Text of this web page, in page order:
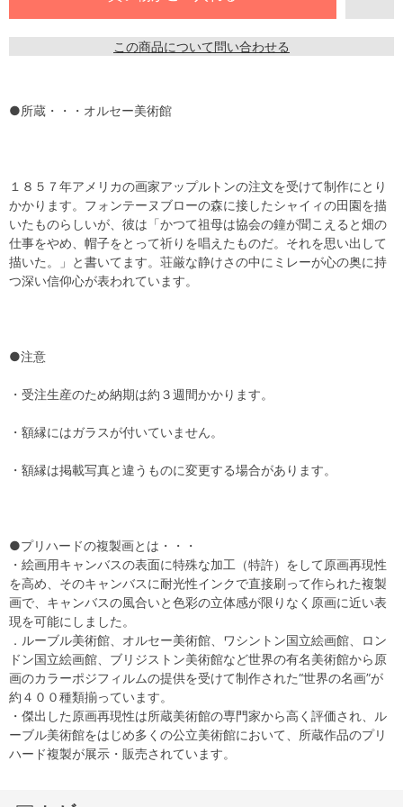
この商品について問い合わせる
●所蔵・・・オルセー美術館
１８５７年アメリカの画家アップルトンの注文を受けて制作にとり
かかります。フォンテーヌブローの森に接したシャイィの田園を描
いたものらしいが、彼は「かつて祖母は協会の鐘が聞こえると畑の
仕事をやめ、帽子をとって祈りを唱えたものだ。それを思い出して
描いた。」と書いてます。荘厳な静けさの中にミレーが心の奥に持
つ深い信仰心が表われています。
●注意
・受注生産のため納期は約３週間かかります。
・額縁にはガラスが付いていません。
・額縁は掲載写真と違うものに変更する場合があります。
●プリハードの複製画とは・・・
・絵画用キャンバスの表面に特殊な加工（特許）をして原画再現性
を高め、そのキャンバスに耐光性インクで直接刷って作られた複製
画で、キャンバスの風合いと色彩の立体感が限りなく原画に近い表
現を可能にしました。
．ルーブル美術館、オルセー美術館、ワシントン国立絵画館、ロン
ドン国立絵画館、ブリジストン美術館など世界の有名美術館から原
画のカラーポジフィルムの提供を受けて制作された“世界の名画”が
約４００種類揃っています。
・傑出した原画再現性は所蔵美術館の専門家から高く評価され、ル
ーブル美術館をはじめ多くの公立美術館において、所蔵作品のプリ
ハード複製が展示・販売されています。